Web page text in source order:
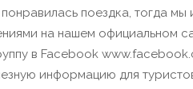
поездка, тогда мы
на нашем официальном
в Facebook
информацию для